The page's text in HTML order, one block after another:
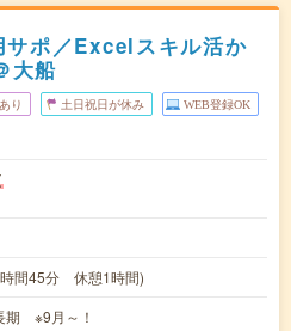
ポ／Excelスキル活か
大船
り 土日祝日が休み WEB登録OK
間45分 休憩1時間)
期 ※9月～！